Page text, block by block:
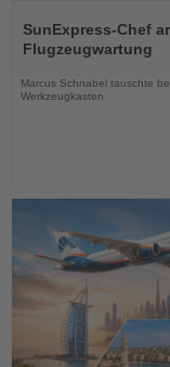
Sie
die
Nachrichten
SunExpress-Chef
Flugzeugwartung
Marcus Schnabel tauschte
Werkzeugkasten